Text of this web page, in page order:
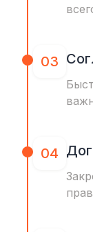
03
04